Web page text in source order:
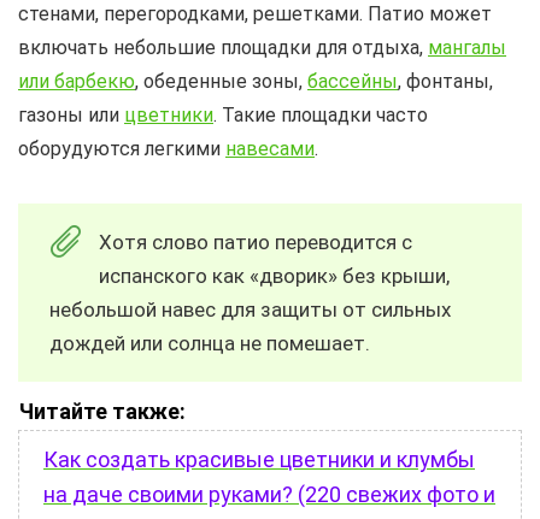
стенами, перегородками, решетками. Патио может
включать небольшие площадки для отдыха, мангалы
или барбекю, обеденные зоны, бассейны, фонтаны,
газоны или цветники. Такие площадки часто
оборудуются легкими навесами.
Хотя слово патио переводится с
испанского как «дворик» без крыши,
небольшой навес для защиты от сильных
дождей или солнца не помешает.
Читайте также:
Как создать красивые цветники и клумбы
на даче своими руками? (220 свежих фото и